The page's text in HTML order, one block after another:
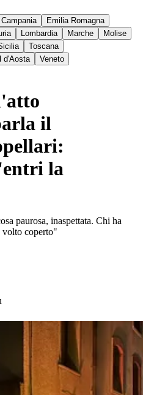
Campania
Emilia Romagna
Lombardia Marche
Molise
Toscana
d'Aosta Veneto
il
la
paurosa, inaspettata. Chi ha
volto coperto"